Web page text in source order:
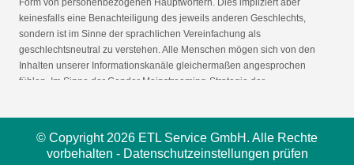
Form von personenbezogenen Hauptwörtern. Dies impliziert aber
keinesfalls eine Benachteiligung des jeweils anderen Geschlechts,
sondern ist im Sinne der sprachlichen Vereinfachung als
geschlechtsneutral zu verstehen. Alle Menschen mögen sich von den
Inhalten unserer Informationskanäle gleichermaßen angesprochen
fühlen. Im Sinne der Gender Mainstreaming-Strategie der
© Copyright 2026 ETL Service GmbH. Alle Rechte
vorbehalten - Datenschutzeinstellungen prüfen